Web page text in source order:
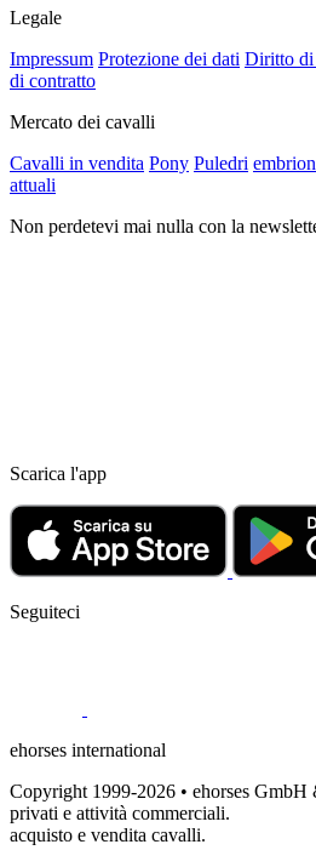
Legale
Impressum Protezione dei dati Diritto di
di contratto
Mercato dei cavalli
Cavalli in vendita Pony Puledri
attuali
Non perdetevi mai nulla con la
Scarica l'app
Seguiteci
ehorses international
Copyright 1999-2026 • ehorses GmbH
privati e attività commerciali.
acquisto e vendita cavalli.